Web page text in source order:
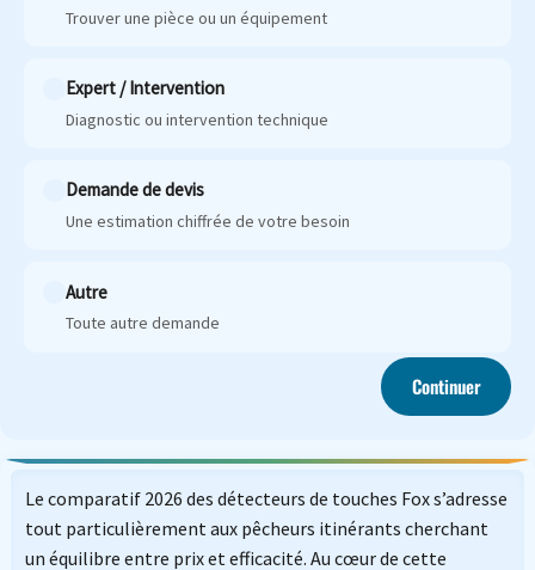
Trouver une pièce ou un équipement
Expert / Intervention
Diagnostic ou intervention technique
Demande de devis
Une estimation chiffrée de votre besoin
Autre
Toute autre demande
Continuer
Le comparatif 2026 des détecteurs de touches Fox s’adresse
tout particulièrement aux pêcheurs itinérants cherchant
un équilibre entre prix et efficacité. Au cœur de cette